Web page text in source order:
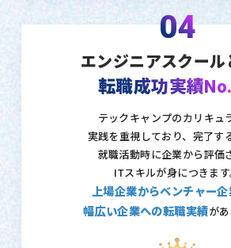
04
エンジニアスクール
転職成功実績
テックキャンプのカリキュ
実践を重視しており、 完了す
就職活動時に企業から評価
ITスキルが身につきます
上場企業からベンチャー
幅広い企業への転職実績があ